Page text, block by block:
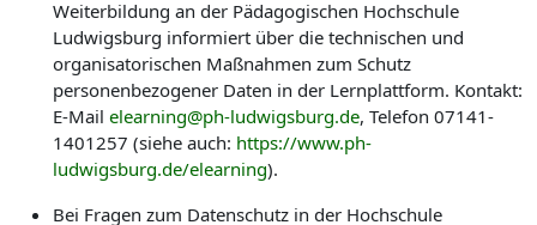
Weiterbildung an der Pädagogischen Hochschule
Ludwigsburg informiert über die technischen und
organisatorischen Maßnahmen zum Schutz
personenbezogener Daten in der Lernplattform. Kontakt:
E-Mail elearning@ph-ludwigsburg.de, Telefon 07141-
1401257 (siehe auch: https://www.ph-
ludwigsburg.de/elearning).
Bei Fragen zum Datenschutz in der Hochschule